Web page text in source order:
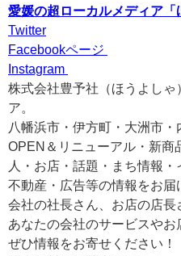
愛媛の超ローカルメディア「
Twitter
Facebookページ
Instagram
株式会社豊予社（ほうよしゃ
ア。
八幡浜市・伊方町・大洲市
OPEN＆リニューアル・新商
人・お店・話題・まち情報・
不動産・広告等の情報をお届
会社の社長さん、お店の店長
あなたの会社のサービスや
ぜひ情報をお寄せください！